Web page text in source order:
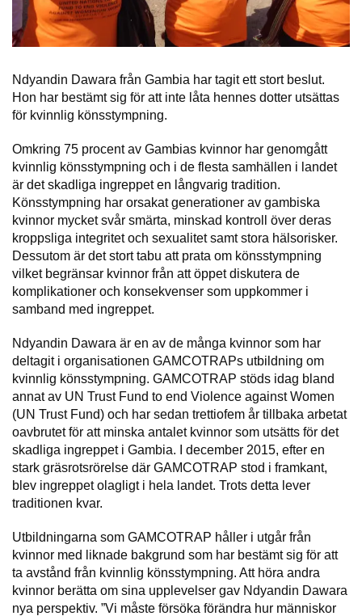
Ndyandin Dawara från Gambia har tagit ett stort beslut.
Hon har bestämt sig för att inte låta hennes dotter utsättas
för kvinnlig könsstympning.
Omkring 75 procent av Gambias kvinnor har genomgått
kvinnlig könsstympning och i de flesta samhällen i landet
är det skadliga ingreppet en långvarig tradition.
Könsstympning har orsakat generationer av gambiska
kvinnor mycket svår smärta, minskad kontroll över deras
kroppsliga integritet och sexualitet samt stora hälsorisker.
Dessutom är det stort tabu att prata om könsstympning
vilket begränsar kvinnor från att öppet diskutera de
komplikationer och konsekvenser som uppkommer i
samband med ingreppet.
Ndyandin Dawara är en av de många kvinnor som har
deltagit i organisationen GAMCOTRAPs utbildning om
kvinnlig könsstympning. GAMCOTRAP stöds idag bland
annat av UN Trust Fund to end Violence against Women
(UN Trust Fund) och har sedan trettiofem år tillbaka arbetat
oavbrutet för att minska antalet kvinnor som utsätts för det
skadliga ingreppet i Gambia. I december 2015, efter en
stark gräsrotsrörelse där GAMCOTRAP stod i framkant,
blev ingreppet olagligt i hela landet. Trots detta lever
traditionen kvar.
Utbildningarna som GAMCOTRAP håller i utgår från
kvinnor med liknade bakgrund som har bestämt sig för att
ta avstånd från kvinnlig könsstympning. Att höra andra
kvinnor berätta om sina upplevelser gav Ndyandin Dawara
nya perspektiv. ”Vi måste försöka förändra hur människor